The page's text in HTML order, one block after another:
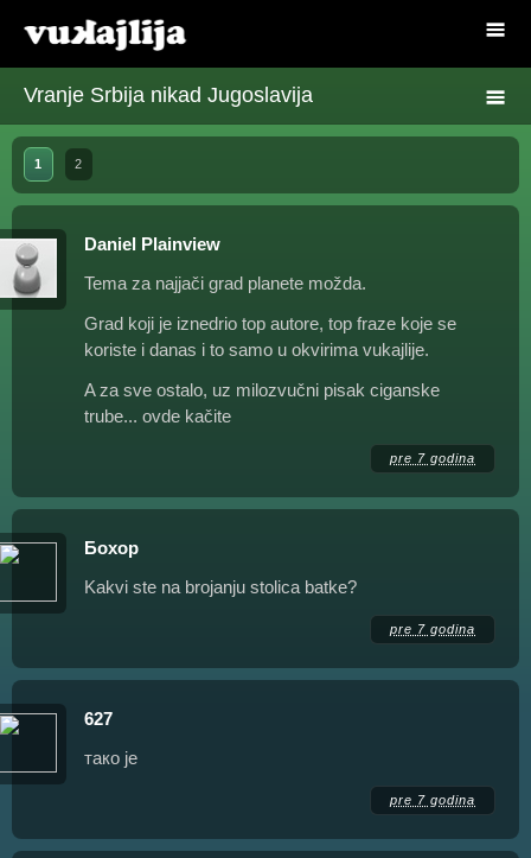
Vranje Srbija nikad Jugoslavija
1 2
Daniel Plainview
Tema za najjači grad planete možda.
Grad koji je iznedrio top autore, top fraze koje se
koriste i danas i to samo u okvirima vukajlije.
A za sve ostalo, uz milozvučni pisak ciganske
trube... ovde kačite
pre 7 godina
Бохор
Kakvi ste na brojanju stolica batke?
pre 7 godina
627
тако је
pre 7 godina